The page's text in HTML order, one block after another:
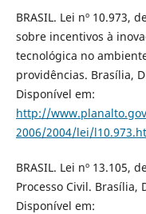
BRASIL. Lei nº 10.973,
sobre incentivos à
tecnológica no
providências. Brasília,
Disponível em:
http://
2006/2004/lei/
BRASIL. Lei nº 13.105,
Processo Civil. Brasília,
Disponível em: